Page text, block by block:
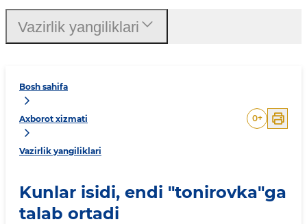
Bosh sahifa
Axborot xizmati
Vazirlik yangiliklari
0+
Kunlar isidi, endi "tonirovka"ga
talab ortadi
Vazirlik yangiliklari